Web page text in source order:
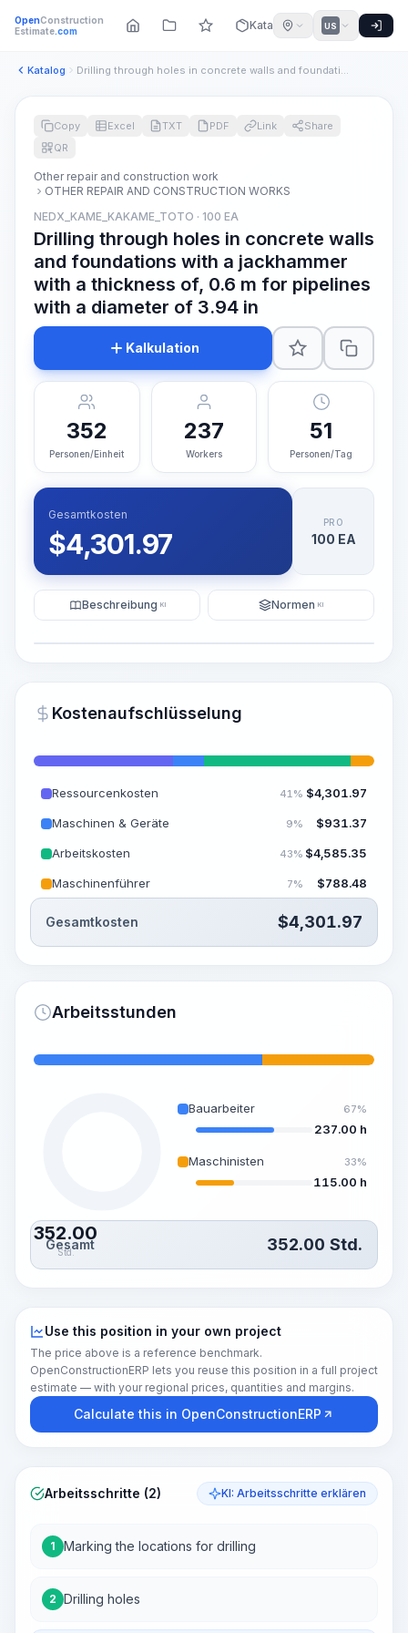
OpenConstruction
Estimate.com Katalog US
Katalog Drilling through holes in concrete walls and foundations wit...
~15-30 Sek.
Copy Excel TXT PDF Link
Share
QR
Other repair and construction work
OTHER REPAIR AND CONSTRUCTION WORKS
NEDX_KAME_KAKAME_TOTO · 100 EA
Drilling through holes in concrete walls
and foundations with a jackhammer
with a thickness of, 0.6 m for pipelines
with a diameter of 3.94 in
Kalkulation
352
Personen/Einheit
237
Workers
51
Personen/Tag
Gesamtkosten
$4,301.97
PRO
100 EA
Beschreibung KI Normen KI
Kostenaufschlüsselung
Ressourcenkosten 41% $4,301.97
Maschinen & Geräte 9% $931.37
Arbeitskosten 43% $4,585.35
Maschinenführer 7% $788.48
Gesamtkosten $4,301.97
Arbeitsstunden
352.00
Std.
Bauarbeiter 67%
237.00 h
Maschinisten 33%
115.00 h
Gesamt 352.00 Std.
Use this position in your own project
The price above is a reference benchmark.
OpenConstructionERP lets you reuse this position in a full project
estimate — with your regional prices, quantities and margins.
Calculate this in OpenConstructionERP
Arbeitsschritte (2) KI: Arbeitsschritte erklären
1 Marking the locations for drilling
2 Drilling holes